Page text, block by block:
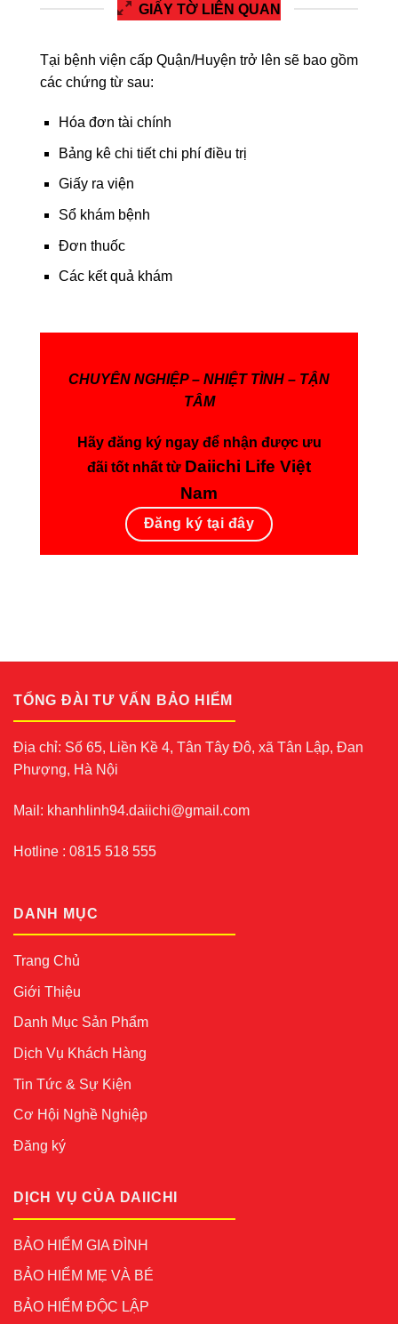
GIẤY TỜ LIÊN QUAN
Tại bệnh viện cấp Quận/Huyện trở lên sẽ bao gồm
các chứng từ sau:
Hóa đơn tài chính
Bảng kê chi tiết chi phí điều trị
Giấy ra viện
Sổ khám bệnh
Đơn thuốc
Các kết quả khám
CHUYÊN NGHIỆP – NHIỆT TÌNH – TẬN
TÂM
Hãy đăng ký ngay để nhận được ưu
đãi tốt nhất từ Daiichi Life Việt
Nam
Đăng ký tại đây
TỔNG ĐÀI TƯ VẤN BẢO HIỂM
Địa chỉ: Số 65, Liền Kề 4, Tân Tây Đô, xã Tân Lập, Đan
Phượng, Hà Nội
Mail: khanhlinh94.daiichi@gmail.com
Hotline : 0815 518 555
DANH MỤC
Trang Chủ
Giới Thiệu
Danh Mục Sản Phẩm
Dịch Vụ Khách Hàng
Tin Tức & Sự Kiện
Cơ Hội Nghề Nghiệp
Đăng ký
DỊCH VỤ CỦA DAIICHI
BẢO HIỂM GIA ĐÌNH
BẢO HIỂM MẸ VÀ BÉ
BẢO HIỂM ĐỘC LẬP